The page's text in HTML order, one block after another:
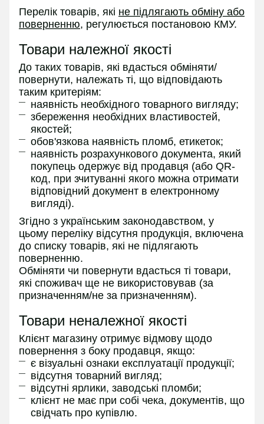
Перелік товарів, які не підлягають обміну або
поверненню, регулюється постановою КМУ.
Товари належної якості
До таких товарів, які вдасться обміняти/
повернути, належать ті, що відповідають
таким критеріям:
наявність необхідного товарного вигляду;
збереження необхідних властивостей,
якостей;
обов'язкова наявність пломб, етикеток;
наявність розрахункового документа, який
покупець одержує від продавця (або QR-
код, при зчитуванні якого можна отримати
відповідний документ в електронному
вигляді).
Згідно з українським законодавством, у
цьому переліку відсутня продукція, включена
до списку товарів, які не підлягають
поверненню.
Обміняти чи повернути вдасться ті товари,
які споживач ще не використовував (за
призначенням/не за призначенням).
Товари неналежної якості
Клієнт магазину отримує відмову щодо
повернення з боку продавця, якщо:
є візуальні ознаки експлуатації продукції;
відсутня товарний вигляд;
відсутні ярлики, заводські пломби;
клієнт не має при собі чека, документів, що
свідчать про купівлю.